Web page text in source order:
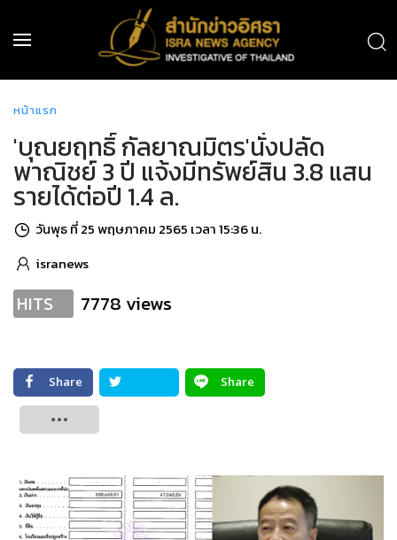
หน้าแรก
'บุณยฤทธิ์ กัลยาณมิตร'นั่งปลัด
พาณิชย์ 3 ปี แจ้งมีทรัพย์สิน 3.8 แสน
รายได้ต่อปี 1.4 ล.
วันพุธ ที่ 25 พฤษภาคม 2565 เวลา 15:36 น.
isranews
HITS 7778 views
Share
Share